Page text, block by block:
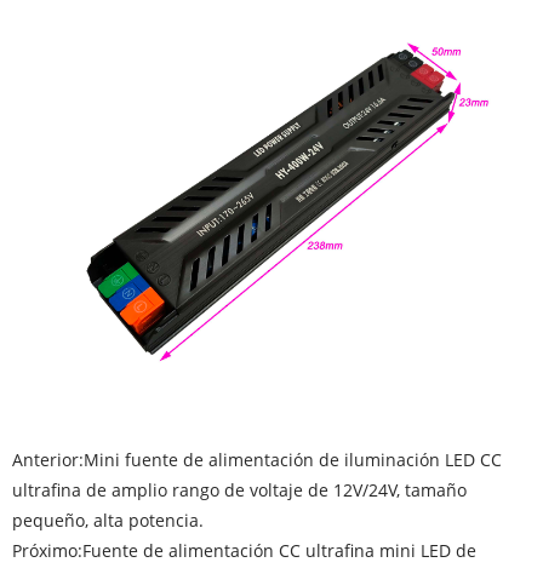
Anterior:Mini fuente de alimentación de iluminación LED CC
ultrafina de amplio rango de voltaje de 12V/24V, tamaño
pequeño, alta potencia.
Próximo:Fuente de alimentación CC ultrafina mini LED de